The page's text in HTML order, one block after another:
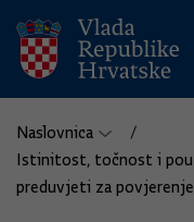
Naslovnica
Istinitost, točnost i
preduvjeti za